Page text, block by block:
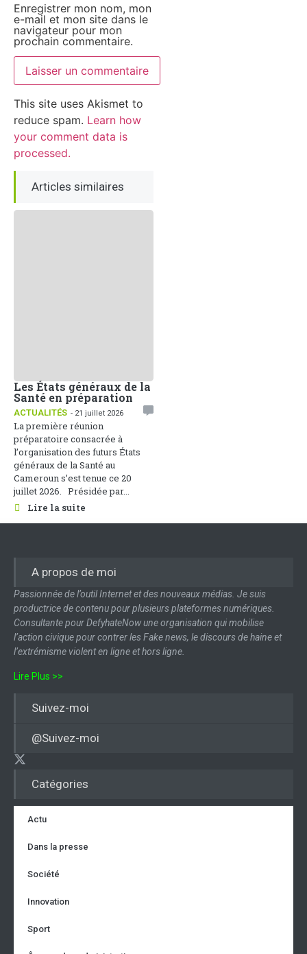
Enregistrer mon nom, mon
e-mail et mon site dans le
navigateur pour mon
prochain commentaire.
This site uses Akismet to
reduce spam. Learn how
your comment data is
processed.
Articles similaires
Les États généraux de la
Santé en préparation
ACTUALITÉS - 21 juillet 2026
La première réunion
préparatoire consacrée à
l’organisation des futurs États
généraux de la Santé au
Cameroun s’est tenue ce 20
juillet 2026. Présidée par...
Lire la suite
Catégories
Actu
Dans la presse
Société
Innovation
Sport
A propos de moi
Passionnée de l’outil Internet et des nouveaux médias. Je suis
productrice de contenu pour plusieurs plateformes numériques.
Consultante pour DefyhateNow une organisation qui mobilise
l’action civique pour contrer les Fake news, le discours de haine et
l’extrémisme violent en ligne et hors ligne.
Lire Plus >>
Suivez-moi
@Suivez-moi